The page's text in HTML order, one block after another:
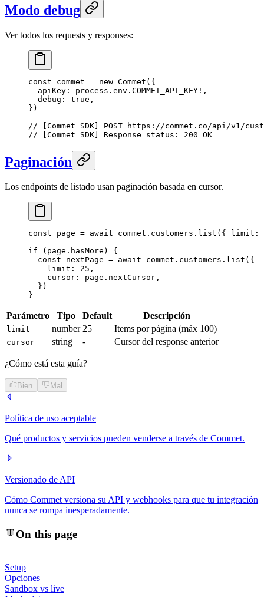
Modo debug
Ver todos los requests y responses:
const commet = new Commet ({
  apiKey: process.env.
COMMET_API_KEY ! ,
  debug:
true ,
})
// [Commet SDK] POST https://commet.co/api/v1/
// [Commet SDK] Response status: 200 OK
Paginación
Los endpoints de listado usan paginación basada en cursor.
const page = await commet.customers. list ({ limit:
if (page.hasMore) {
  const
nextPage = await commet.customers. list ({
    limit:
25 ,
    cursor: page.nextCursor,
  })
}
Parámetro Tipo Default Descripción
limit number 25 Items por página (máx 100)
cursor string - Cursor del response anterior
¿Cómo está esta guía?
Bien Mal
Política de uso aceptable
Qué productos y servicios pueden venderse a través de Commet.
Versionado de API
Cómo Commet versiona su API y webhooks para que tu integración
nunca se rompa inesperadamente.
On this page
Setup
Opciones
Sandbox vs live